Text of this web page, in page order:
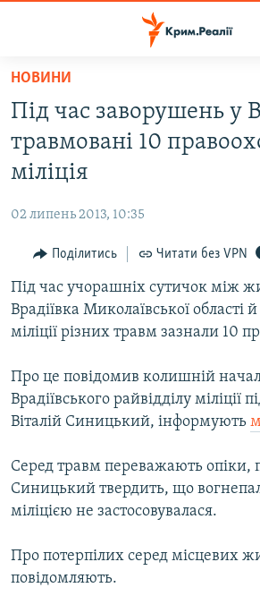
Перейти
основного
матеріалу
Перейти
до
основної
Перейти
пошуку
ВОДА.КРИМ
ВІДЕО ТА ФОТО
БЛОГИ
ПОГЛЯД
ІНТЕРВ'Ю
ВСЕ ЗА ДЕНЬ
ДЕПОРТАЦІЯ
ВІДЕОУРОКИ «ELIFBE»
УКРАЇНСЬКА ПРОБЛЕМА КРИМУ
ІНФОГРАФІКА
ЯК ОБІЙТИ БЛОКУВАННЯ
Qırımtatar
ДОЛУЧАЙСЯ!
НОВИНИ
Під час заворушень у
травмовані 10
міліція
02 липень 2013, 10:35
Поділитись Читати без VPN
Під час учорашніх сутичок між
Врадіївка Миколаївської області
міліції різних травм зазнали 10
Про це повідомив колишній
Врадіївського райвідділу міліції
Віталій Синицький, інформують
Серед травм переважають опіки,
Синицький твердить, що
міліцією не застосовувалася.
Про потерпілих серед місцевих
повідомляють.